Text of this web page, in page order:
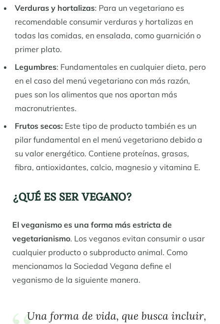
Verduras y hortalizas: Para un vegetariano es
recomendable consumir verduras y hortalizas en
todas las comidas, en ensalada, como guarnición o
primer plato.
Legumbres: Fundamentales en cualquier dieta, pero
en el caso del menú vegetariano con más razón,
pues son los alimentos que nos aportan más
macronutrientes.
Frutos secos: Este tipo de producto también es un
pilar fundamental en el menú vegetariano debido a
su valor energético. Contiene proteínas, grasas,
fibra, antioxidantes, calcio, magnesio y vitamina E.
¿QUÉ ES SER VEGANO?
El veganismo es una forma más estricta de
vegetarianismo. Los veganos evitan consumir o usar
cualquier producto o subproducto animal. Como
mencionamos la Sociedad Vegana define el
veganismo de la siguiente manera.
Una forma de vida, que busca incluir,